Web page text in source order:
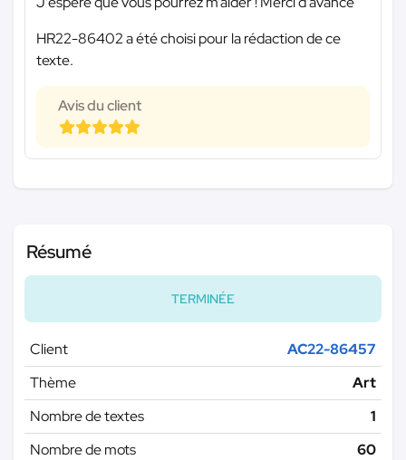
HR22-86402 a été choisi pour la rédaction de ce
texte.
Avis du client
Résumé
TERMINÉE
Client
AC22-86457
Thème
Art
Nombre de textes
1
Nombre de mots
60